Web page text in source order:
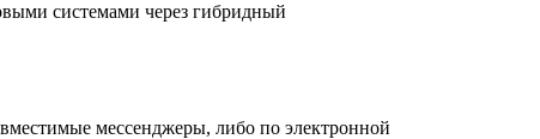
системами через гибридный
мессенджеры, либо по электронной